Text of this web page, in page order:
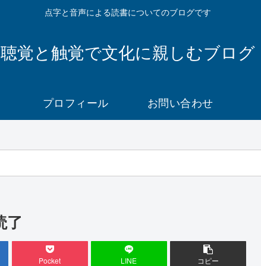
点字と音声による読書についてのブログです
聴覚と触覚で文化に親しむブログ
プロフィール お問い合わせ
了
Pocket LINE コピー